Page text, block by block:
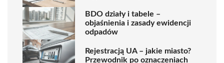
BDO działy i tabele –
objaśnienia i zasady ewidencji
odpadów
Rejestracją UA – jakie miasto?
Przewodnik po oznaczeniach